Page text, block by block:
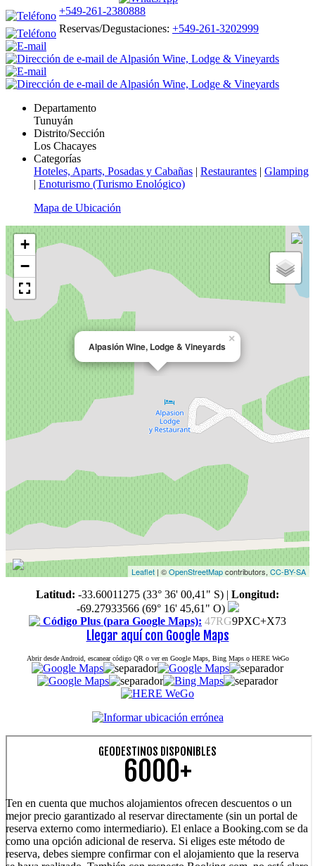
+549-261-2380888
Reservas/Degustaciones: +549-261-3202999
Departamento
Tunuyán
Distrito/Sección
Los Chacayes
Categorías
Hoteles, Aparts, Posadas y Cabañas | Restaurantes | Glamping
| Enoturismo (Turismo Enológico)
Mapa de Ubicación
Alpasión Wine, Lodge & Vineyards
×
+
−
Leaflet | ©OpenStreetMapcontributors, CC-BY-SA
Latitud: -33.60011275 (33° 36' 00,41" S) | Longitud:
-69.27933566 (69° 16' 45,61" O)
Código Plus (para Google Maps): 47RG9PXC+X73
Llegar aquí con Google Maps
Abrir desde Android, escanear código QR o ver en Google Maps, Bing Maps o HERE WeGo
GEODESTINOS DISPONIBLES
6000+
Ten en cuenta que muchos alojamientos ofrecen descuentos o un
mejor precio garantizado al reservar directamente (sin un portal de
reserva externo como intermediario). El enlace a Booking.com se da
como una opción adicional de reserva. Si eliges este método de
reserva, debes siempre confirmar con el alojamiento que la reserva